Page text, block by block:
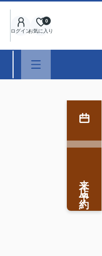
ログインお気に入り
0
来店予約